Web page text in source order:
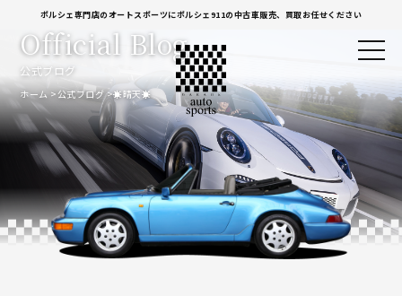
ポルシェ専門店のオートスポーツにポルシェ911の中古車販売、買取お任せください
公式ブログ
Official Blog
ホーム 公式ブログ ☀晴天☀